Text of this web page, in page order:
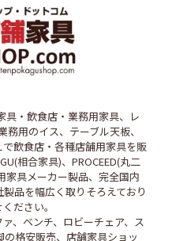
具・飲食店・業務用家具、レ
用のイス、テーブル天板、
飲食店・各種店舗用家具を販
相合家具)、PROCEED(丸二
家具メーカー製品、完全国内
品を幅広く取りそろえており
ださい。
、ベンチ、ロビーチェア、ス
格安販売、店舗家具ショッ